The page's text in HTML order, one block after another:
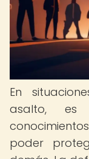
En
asalto, es
poder